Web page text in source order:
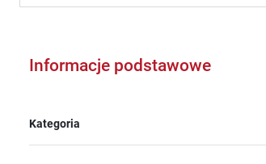
Informacje podstawowe
Kategoria